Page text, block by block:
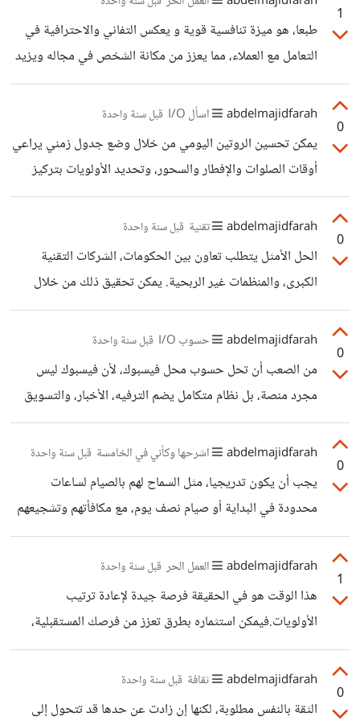
مخرجات تعليمية أكثر كفاءة. أظن الفكرة بعيدة التحقيق في
الوقت الحالي و في رأيك هل يمكن ضمان أن يكون النظام متاحا
1
طبعا، هو ميزة تنافسية قوية و يعكس التفاني والاحترافية في
التعامل مع العملاء، مما يعزز من مكانة الشخص في مجاله ويزيد
من ثقة العملاء وولائهم. في العمل الحر، التميز لا يأتي فقط من
جودة العمل، بل من القدرة على تلبية احتياجات العملاء في
الأوقات التي لا يتوقعون فيها ذلك أيضا. هذا الالتزام يمكن أن
يفتح فرصا جديدة وبناء سمعة قوية و صديقتك خير مثال. لكن
0
abdelmajidfarah اسأل I/O قبل سنة واحدة
يمكن تحسين الروتين اليومي من خلال وضع جدول زمني يراعي
أوقات الصلوات والإفطار والسحور، وتحديد الأولويات بتركيز
الجهد على المهام الأساسية وتأجيل غير الضروري منها، كما أن
تنظيم مواعيد النوم عبر النوم بعد التراويح وأخذ قيلولة قصيرة
خلال النهار مهم جدا للحفاظ على النشاط خلال اليوم.
0
abdelmajidfarah تقنية قبل سنة واحدة
الحل الأمثل يتطلب تعاون بين الحكومات، الشركات التقنية
الكبرى، والمنظمات غير الربحية. يمكن تحقيق ذلك من خلال
شراكات مع شركات مثل Google وMicrosoft لتوفير أدوات
الذكاء الاصطناعي بالمجان، أو تشجيع استخدام البرمجيات
مفتوحة المصدر لتقليل التكاليف
0
abdelmajidfarah حسوب I/O قبل سنة واحدة
من الصعب أن تحل حسوب محل فيسبوك، لأن فيسبوك ليس
مجرد منصة، بل نظام متكامل يضم الترفيه، الأخبار، والتسويق
فيه يصل إلى مليارات المستخدمين.كما أن معظمهم تعودوا على
إستخدامه فمن الصعب تغييره، لكن يمكن أن تصبح حسوب
الخيار الأول عربيًا للمحترفين وأصحاب الأعمال، لو توسعت
بميزاتها وجذبت المزيد من المستخدمين خاصة للباحثين عن بيئة
جادة بعيدًا عن الفوضى.
0
abdelmajidfarah اشرحها وكأني في الخامسة قبل سنة واحدة
يجب أن يكون تدريجيا، مثل السماح لهم بالصيام لساعات
محدودة في البداية أو صيام نصف يوم، مع مكافأتهم وتشجيعهم
عند كل تقدم يحققونه. و محاولة إشراكهم في أجواء رمضان مثل
تحضير الإفطار والمشاركة في أعمال الخير الخاصة بهذا الشهر
(مثل تنظيف المسجد، المساهمة في توزيع التمر والماء عند أذان
المغرب.....) هذا يجعلهم يشعرون بفرحة الصيام و الاحساس
1
abdelmajidfarah العمل الحر قبل سنة واحدة
هذا الوقت هو في الحقيقة فرصة جيدة لإعادة ترتيب
الأولويات.فيمكن استثماره بطرق تعزز من فرصك المستقبلية،
مثل تطوير مهاراتك، بناء شبكة علاقات مهنية، أو تحسين علامتك
التجارية الشخصية. كما أن الراحة ليست شيئ سيئ، بل ضرورية
لإعادة الشحن والعودة بقوة أكبر. لذا يجب الاستفادة من هذا
0
abdelmajidfarah ثقافة قبل سنة واحدة
الثقة بالنفس مطلوبة، لكنها إن زادت عن حدها قد تتحول إلى